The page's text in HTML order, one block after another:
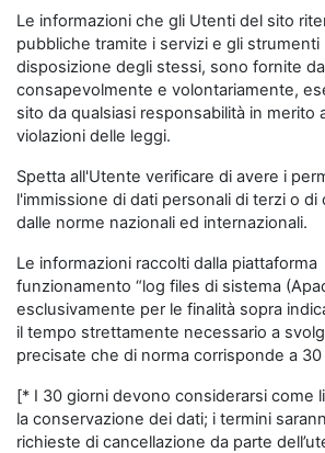
Le informazioni che gli Utenti del sito
pubbliche tramite i servizi e gli strumenti
disposizione degli stessi, sono fornite
consapevolmente e volontariamente,
sito da qualsiasi responsabilità in merito
violazioni delle leggi.
Spetta all'Utente verificare di avere i
l'immissione di dati personali di terzi o
dalle norme nazionali ed internazionali.
Le informazioni raccolti dalla
funzionamento “log files di sistema
esclusivamente per le finalità sopra
il tempo strettamente necessario a
precisate che di norma corrisponde a
[* I 30 giorni devono considerarsi come
la conservazione dei dati; i termini
richieste di cancellazione da parte